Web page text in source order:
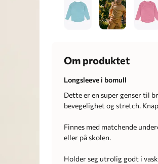
Om produktet
Longsleeve i bomull
Dette er en super genser til
bevegelighet og stretch.
Finnes med matchende
eller på skolen.
Holder seg utrolig godt i